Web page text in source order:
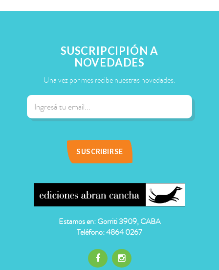
SUSCRIPCIPIÓN A
NOVEDADES
Una vez por mes recibe nuestras novedades.
Estamos en: Gorriti 3909, CABA
Teléfono: 4864 0267